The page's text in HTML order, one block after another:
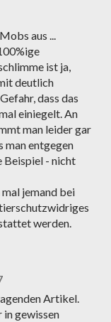
aus ...
ist ja,
deutlich
dass das
einiegelt. An
man leider gar
man entgegen
Beispiel - nicht
jemand bei
werden.
Artikel.
gewissen